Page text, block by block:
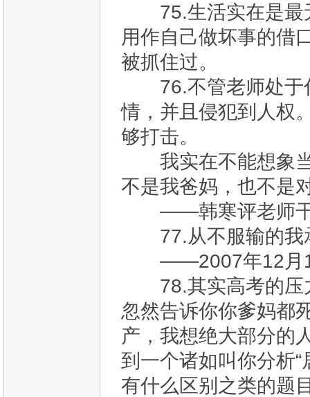
75.生活实在是最
用作自己做坏事的借
被抓住过。
76.不管老师处于
情，并且侵犯到人权
够打击。
我实在不能想象当
不是我爸妈，也不是
——韩寒评老师
77.从不服输的我
——2007年12月15
78.其实高考的压
忽然告诉你你爹妈都
产，我想绝大部分的
到一个诸如叫你分析“
有什么区别之类的题